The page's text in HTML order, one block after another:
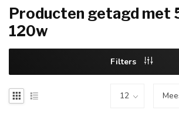
Producten getagd met
120w
Filters